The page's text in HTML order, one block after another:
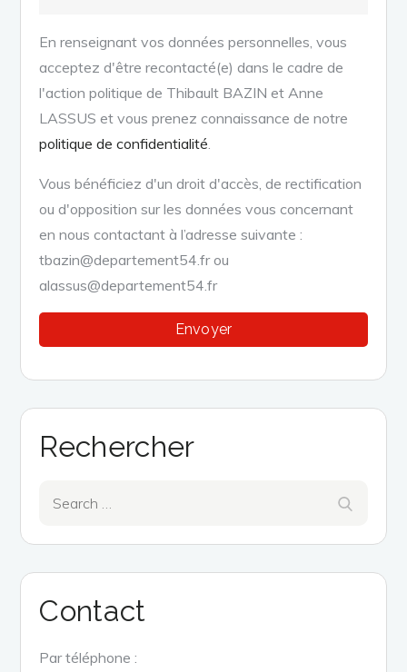
En renseignant vos données personnelles, vous
acceptez d'être recontacté(e) dans le cadre de
l'action politique de Thibault BAZIN et Anne
LASSUS et vous prenez connaissance de notre
politique de confidentialité
Vous bénéficiez d'un droit d'accès, de rectification
ou d'opposition sur les données vous concernant
en nous contactant à l’adresse suivante :
tbazin@departement54.fr ou
alassus@departement54.fr
Rechercher
Contact
Par téléphone :